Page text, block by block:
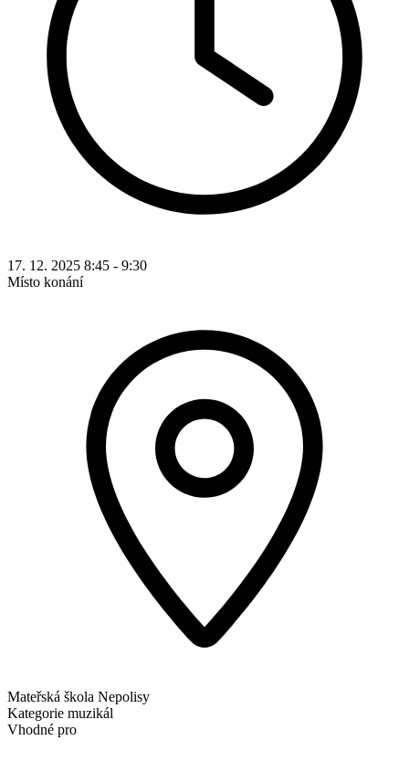
17. 12. 2025 8:45 - 9:30
Místo konání
Mateřská škola Nepolisy
Kategorie muzikál
Vhodné pro